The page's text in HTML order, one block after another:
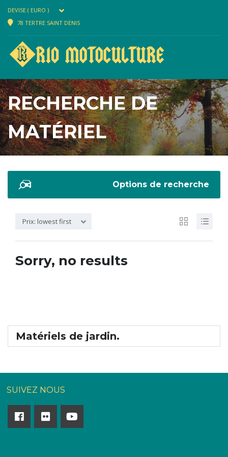
DEVISE ( EURO )
78 TERTRE SAINT DENIS
RECHERCHE DE
MATÉRIEL
Options de recherche
Prix: lowest first
Sorry, no results
Matériels de jardin.
SUIVEZ NOUS